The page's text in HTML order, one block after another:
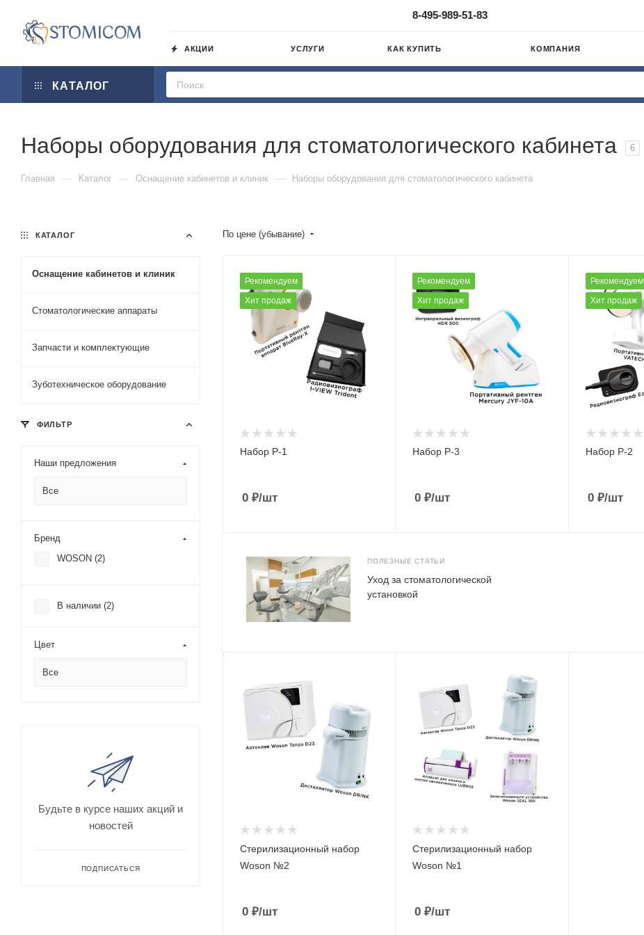
8-495-989-51-83
АКЦИИ УСЛУГИ КАК КУПИТЬ КОМПАНИЯ
КАТАЛОГ
Наборы оборудования для стоматологического кабинета 6
Главная — Каталог — Оснащение кабинетов и клиник — Наборы оборудования для стоматологического кабинета
По цене (убывание)
Рекомендуем
Хит продаж
Набор Р-1
0 ₽/шт
Рекомендуем
Хит продаж
Набор Р-3
0 ₽/шт
Рекомендуем
Хит продаж
Набор Р-2
0₽/шт
ПОЛЕЗНЫЕ СТАТЬИ
Уход за стоматологической
установкой
Стерилизационный набор
Woson №2
0 ₽/шт
Стерилизационный набор
Woson №1
0 ₽/шт
КАТАЛОГ
Оснащение кабинетов и клиник
Стоматологические аппараты
Запчасти и комплектующие
Зуботехническое оборудование
ФИЛЬТР
Наши предложения
Все
Бренд
WOSON (2)
В наличии (2)
Цвет
Все
Будьте в курсе наших акций и
новостей
ПОДПИСАТЬСЯ